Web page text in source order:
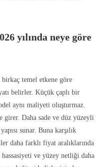
yılında neye göre
birkaç temel etkene göre
belirler. Küçük çaplı bir
aynı maliyeti oluşturmaz.
girer. Daha sade ve düz yüzeyli
sunar. Buna karşılık
daha farklı fiyat aralıklarında
ve yüzey netliği daha